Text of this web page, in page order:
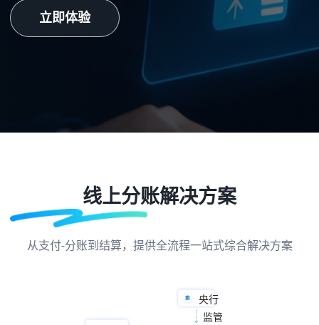
立即体验
线上分账解决方案
从支付-分账到结算，提供全流程一站式综合解决方案
央行
监管